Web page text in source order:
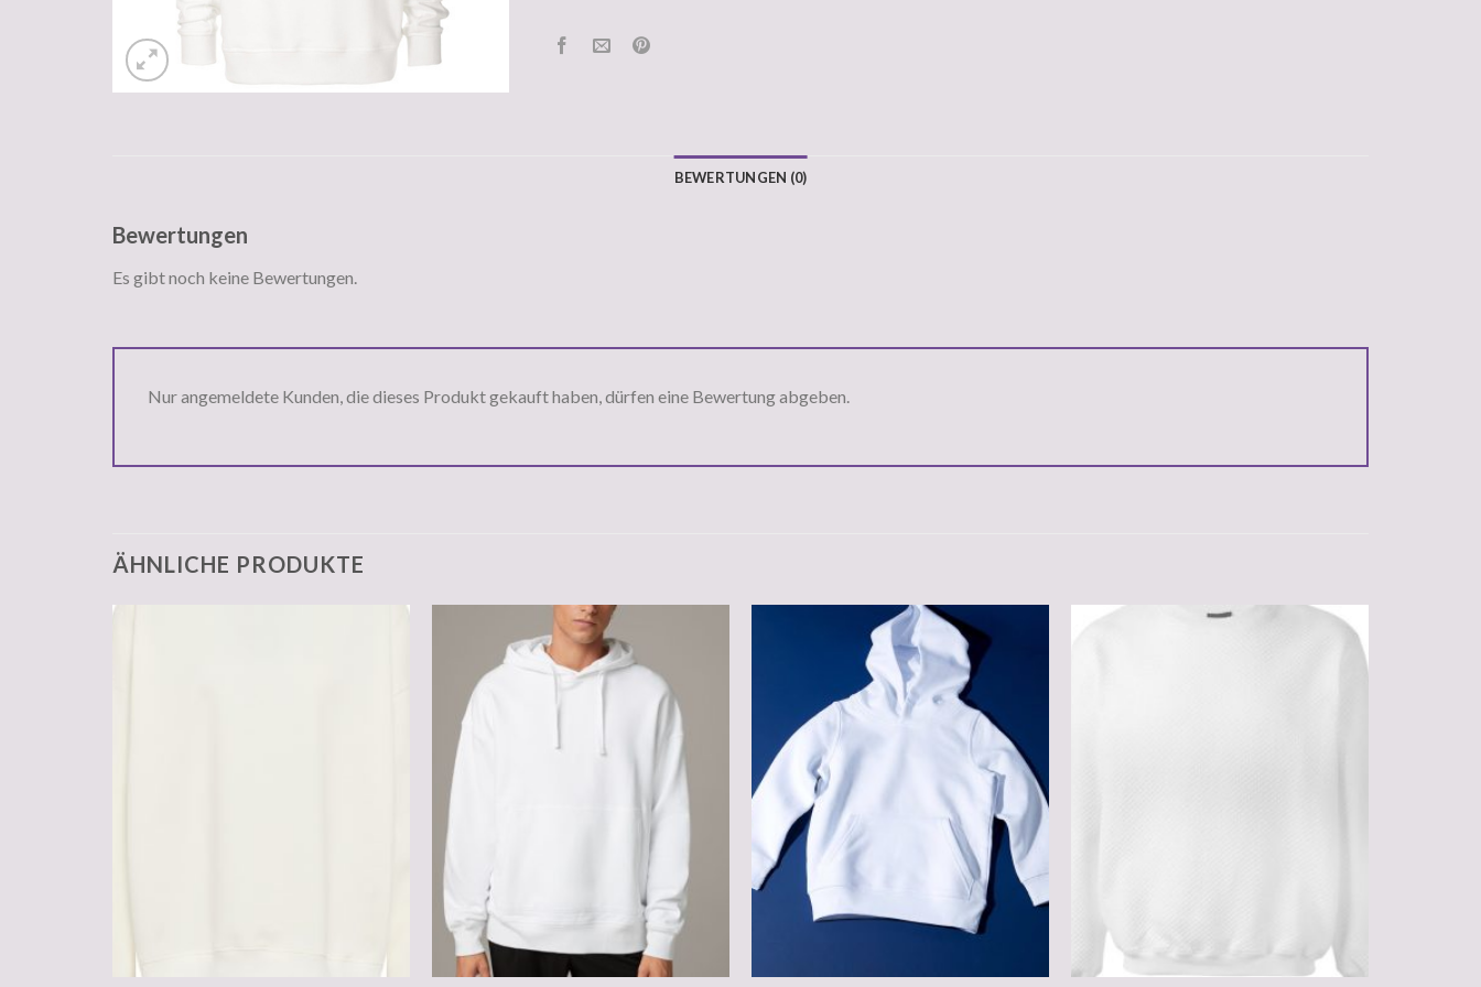
BEWERTUNGEN (0)
Bewertungen
Es gibt noch keine Bewertungen.
Nur angemeldete Kunden, die dieses Produkt gekauft haben, dürfen eine Bewertung abgeben.
ÄHNLICHE PRODUKTE